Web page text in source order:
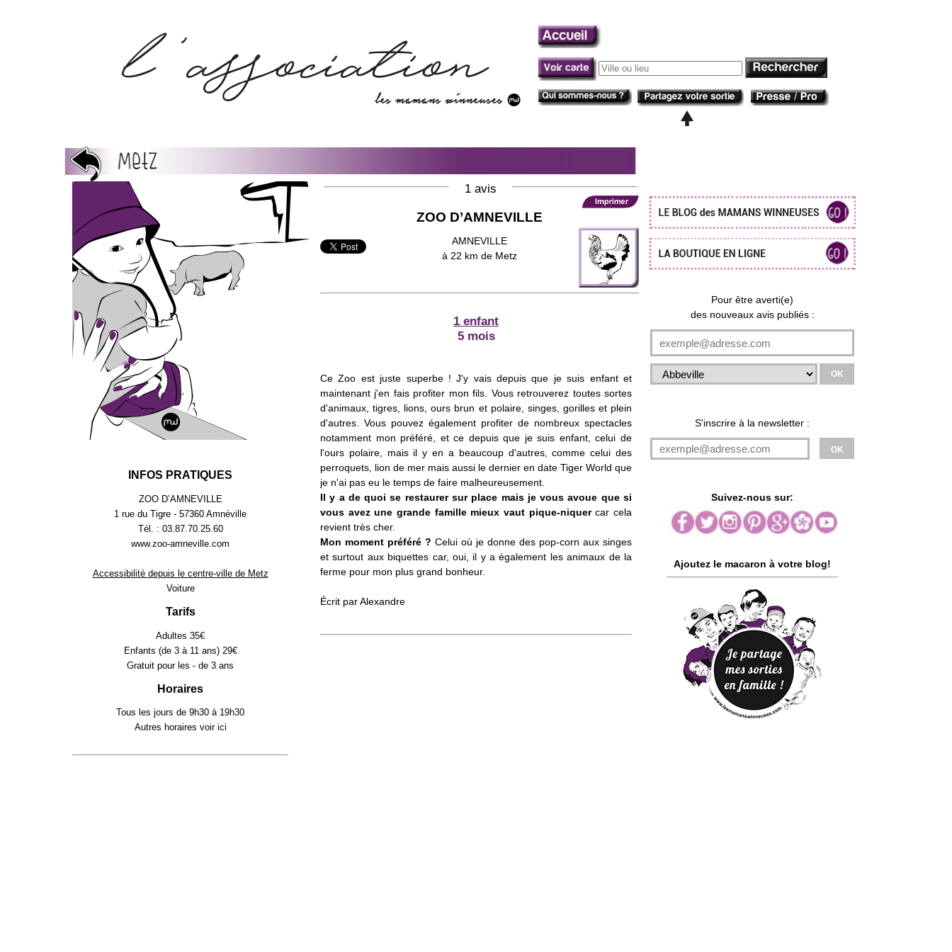
1 avis
ZOO D’AMNEVILLE
AMNEVILLE
à 22 km de Metz
1 enfant
5 mois
Ce Zoo est juste superbe ! J'y vais depuis que je suis enfant et
maintenant j'en fais profiter mon fils. Vous retrouverez toutes sortes
d'animaux, tigres, lions, ours brun et polaire, singes, gorilles et plein
d'autres. Vous pouvez également profiter de nombreux spectacles
notamment mon préféré, et ce depuis que je suis enfant, celui de
l'ours polaire, mais il y en a beaucoup d'autres, comme celui des
perroquets, lion de mer mais aussi le dernier en date Tiger World que
je n'ai pas eu le temps de faire malheureusement.
Il y a de quoi se restaurer sur place mais je vous avoue que si
vous avez une grande famille mieux vaut pique-niquercar cela
revient très cher.
Mon moment préféré ? Celui où je donne des pop-corn aux singes
et surtout aux biquettes car, oui, il y a également les animaux de la
ferme pour mon plus grand bonheur.
Écrit par Alexandre
INFOS PRATIQUES
ZOO D’AMNEVILLE
1 rue du Tigre - 57360 Amnéville
Tél. : 03.87.70.25.60
www.zoo-amneville.com
Accessibilité depuis le centre-ville de Metz
Voiture
Tarifs
Adultes 35€
Enfants (de 3 à 11 ans) 29€
Gratuit pour les - de 3 ans
Horaires
Tous les jours de 9h30 à 19h30
Autres horaires voir ici